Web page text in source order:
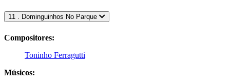
11 . Dominguinhos No Parque
Compositores:
Toninho Ferragutti
Músicos: